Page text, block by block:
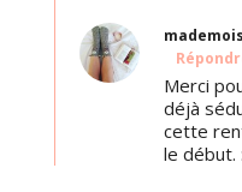
Merci
déjà
cette
le début.